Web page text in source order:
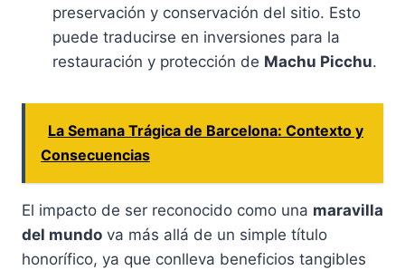
preservación y conservación del sitio. Esto
puede traducirse en inversiones para la
restauración y protección de Machu Picchu.
La Semana Trágica de Barcelona: Contexto y
Consecuencias
El impacto de ser reconocido como una maravilla
del mundo va más allá de un simple título
honorífico, ya que conlleva beneficios tangibles